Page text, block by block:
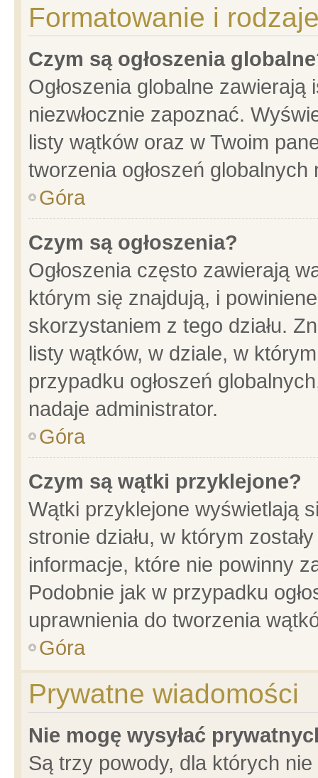
Formatowanie i
Czym są ogłoszenia
Ogłoszenia globalne
niezwłocznie zapoznać.
listy wątków oraz w Twoim
tworzenia ogłoszeń
Góra
Czym są ogłoszenia?
Ogłoszenia często zawierają
którym się znajdują, i
skorzystaniem z tego działu.
listy wątków, w dziale, w
przypadku ogłoszeń
nadaje administrator.
Góra
Czym są wątki przyklejone?
Wątki przyklejone wyświetlają
stronie działu, w którym
informacje, które nie powinny
Podobnie jak w przypadku
uprawnienia do tworzenia
Góra
Prywatne wiadomości
Nie mogę wysyłać
Są trzy powody, dla których